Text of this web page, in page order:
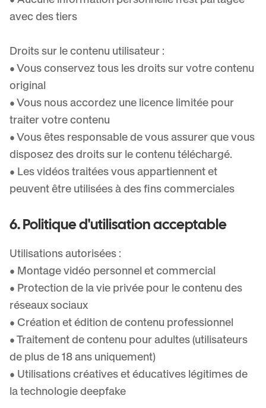
avec des tiers
Droits sur le contenu utilisateur :
• Vous conservez tous les droits sur votre contenu
original
• Vous nous accordez une licence limitée pour
traiter votre contenu
• Vous êtes responsable de vous assurer que vous
disposez des droits sur le contenu téléchargé.
• Les vidéos traitées vous appartiennent et
peuvent être utilisées à des fins commerciales
6. Politique d'utilisation acceptable
Utilisations autorisées :
• Montage vidéo personnel et commercial
• Protection de la vie privée pour le contenu des
réseaux sociaux
• Création et édition de contenu professionnel
• Traitement de contenu pour adultes (utilisateurs
de plus de 18 ans uniquement)
• Utilisations créatives et éducatives légitimes de
la technologie deepfake